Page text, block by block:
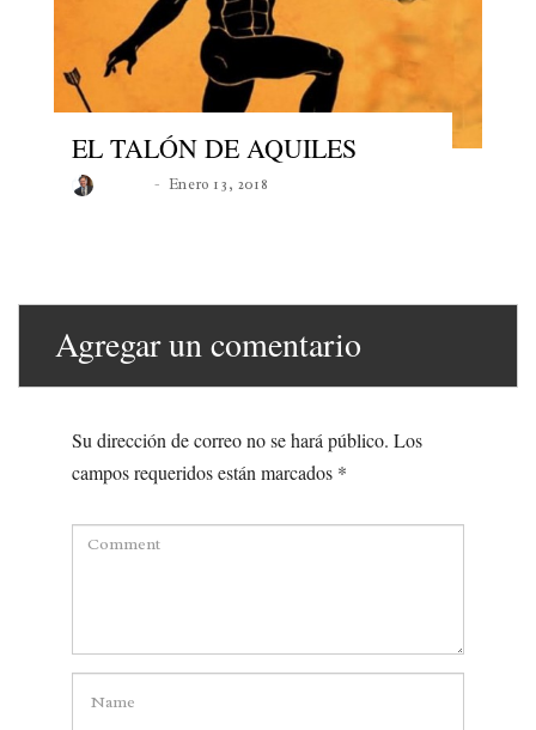
EL TALÓN DE AQUILES
Enero 13, 2018
Agregar un comentario
Su dirección de correo no se hará público. Los
campos requeridos están marcados *